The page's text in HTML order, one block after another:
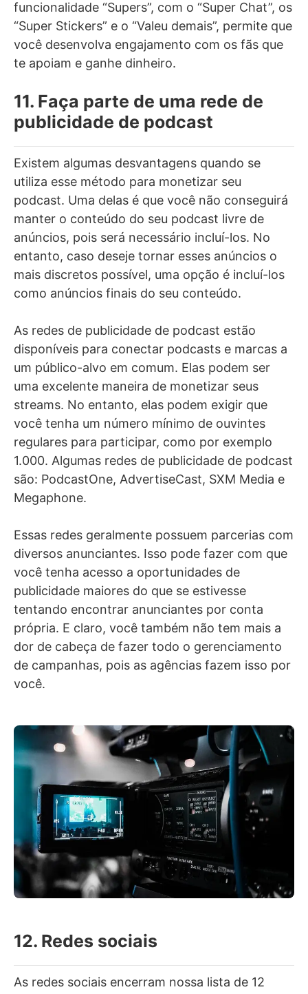
funcionalidade “Supers”, com o “Super Chat”, os
“Super Stickers” e o “Valeu demais”, permite que
você desenvolva engajamento com os fãs que
te apoiam e ganhe dinheiro.
11. Faça parte de uma rede de
publicidade de podcast
Existem algumas desvantagens quando se
utiliza esse método para monetizar seu
podcast. Uma delas é que você não conseguirá
manter o conteúdo do seu podcast livre de
anúncios, pois será necessário incluí-los. No
entanto, caso deseje tornar esses anúncios o
mais discretos possível, uma opção é incluí-los
como anúncios finais do seu conteúdo.
As redes de publicidade de podcast estão
disponíveis para conectar podcasts e marcas a
um público-alvo em comum. Elas podem ser
uma excelente maneira de monetizar seus
streams. No entanto, elas podem exigir que
você tenha um número mínimo de ouvintes
regulares para participar, como por exemplo
1.000. Algumas redes de publicidade de podcast
são: PodcastOne, AdvertiseCast, SXM Media e
Megaphone.
Essas redes geralmente possuem parcerias com
diversos anunciantes. Isso pode fazer com que
você tenha acesso a oportunidades de
publicidade maiores do que se estivesse
tentando encontrar anunciantes por conta
própria. E claro, você também não tem mais a
dor de cabeça de fazer todo o gerenciamento
de campanhas, pois as agências fazem isso por
você.
12. Redes sociais
As redes sociais encerram nossa lista de 12